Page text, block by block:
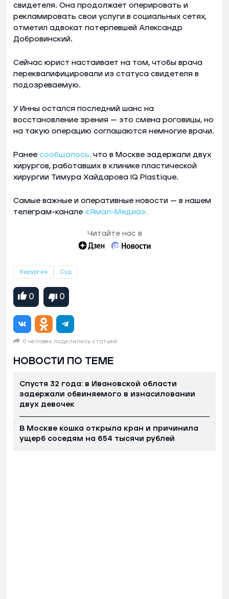
свидетеля. Она продолжает оперировать и
рекламировать свои услуги в социальных сетях,
отметил адвокат потерпевшей Александр
Добровинский.
Сейчас юрист настаивает на том, чтобы врача
переквалифицировали из статуса свидетеля в
подозреваемую.
У Инны остался последний шанс на
восстановление зрения — это смена роговицы, но
на такую операцию соглашаются немногие врачи.
Ранее сообщалось, что в Москве задержали двух
хирургов, работавших в клинике пластической
хирургии Тимура Хайдарова IQ Plastique.
Самые важные и оперативные новости — в нашем
телеграм-канале «Ямал-Медиа».
Читайте нас в
Хирургия Суд
0 0
0 человек поделились статьей
НОВОСТИ ПО ТЕМЕ
Спустя 32 года: в Ивановской области
задержали обвиняемого в изнасиловании
двух девочек
В Москве кошка открыла кран и причинила
ущерб соседям на 654 тысячи рублей